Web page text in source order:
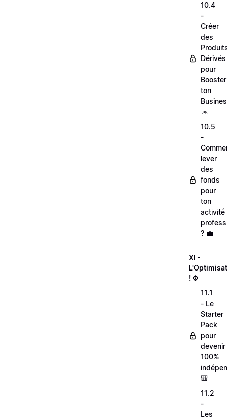
10.4
-
Créer
des
Dérivés
pour
Booster
ton
🧢
10.5
-
lever
des
fonds
pour
ton
activité
? 💼
XI -
! ⚙️
11.1
- Le
Starter
Pack
pour
devenir
100%
🎒
11.2
-
Les